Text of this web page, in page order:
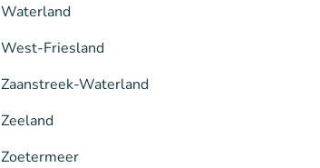
Waterland
West-Friesland
Zaanstreek-Waterland
Zeeland
Zoetermeer